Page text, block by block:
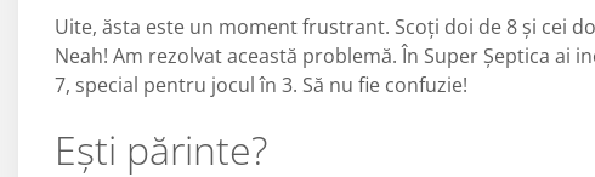
Uite, ăsta este un moment frustrant. Scoți doi de 8 și cei
Neah! Am rezolvat această problemă. În Super Șeptica ai
7, special pentru jocul în 3. Să nu fie confuzie!
Ești părinte?